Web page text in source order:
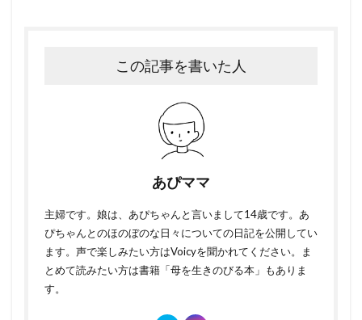
この記事を書いた人
あぴママ
主婦です。娘は、あぴちゃんと言いまして14歳です。あ
ぴちゃんとのほのぼのな日々についての日記を公開してい
ます。声で楽しみたい方はVoicyを聞かれてください。ま
とめて読みたい方は書籍「母を生きのびる本」もありま
す。